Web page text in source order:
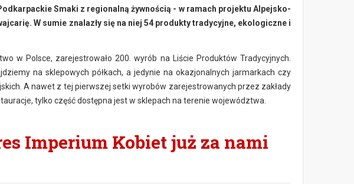
Smaki z regionalną żywnością - w ramach projektu Alpejsko-
W sumie znalazły się na niej 54 produkty tradycyjne, ekologiczne i
w Polsce, zarejestrowało 200. wyrób na Liście Produktów Tradycyjnych.
na sklepowych półkach, a jedynie na okazjonalnych jarmarkach czy
A nawet z tej pierwszej setki wyrobów zarejestrowanych przez zakłady
tylko część dostępna jest w sklepach na terenie województwa.
Imperium Kobiet już za nami